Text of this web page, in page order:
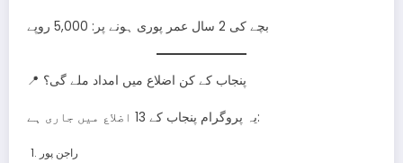
بچے کی 2 سال عمر پوری ہونے پر: 5,000 روپے
📍 پنجاب کے کن اضلاع میں امداد ملے گی؟
یہ پروگرام پنجاب کے 13 اضلاع میں جاری ہے:
راجن پور